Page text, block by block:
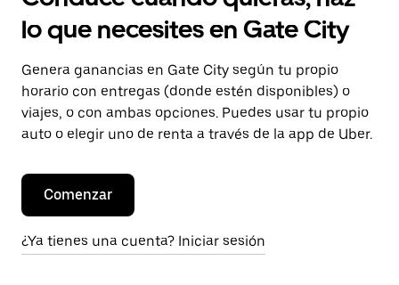
lo que necesites en Gate City
Genera ganancias en Gate City según tu propio
horario con entregas (donde estén disponibles) o
viajes, o con ambas opciones. Puedes usar tu propio
auto o elegir uno de renta a través de la app de Uber.
Comenzar
¿Ya tienes una cuenta? Iniciar sesión